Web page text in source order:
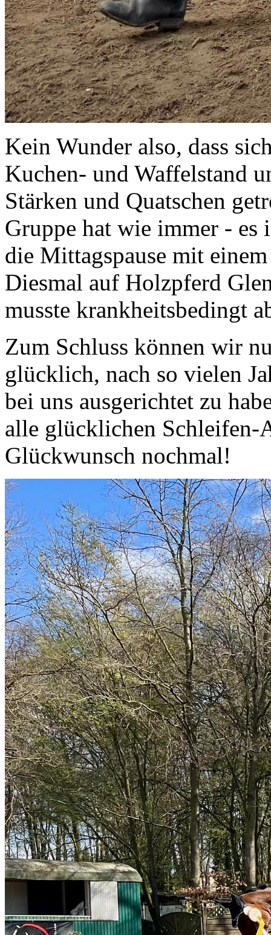
Kein Wunder also, dass
Kuchen- und Waffelstand
Stärken und Quatschen
Gruppe hat wie immer -
die Mittagspause mit
Diesmal auf Holzpferd
musste krankheitsbedingt
Zum Schluss können wir
glücklich, nach so vielen
bei uns ausgerichtet zu
alle glücklichen Schleifen-
Glückwunsch nochmal!